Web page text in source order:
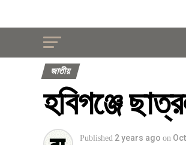
জাতীয়
হবিগঞ্জে
Published 2 years ago on